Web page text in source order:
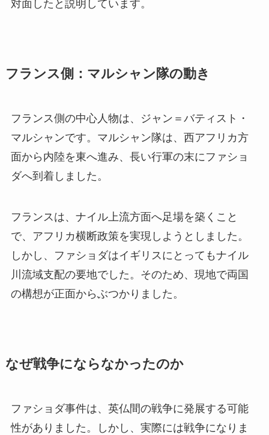
対面したと説明しています。
フランス側：マルシャン隊の動き
フランス側の中心人物は、ジャン＝バティスト・
マルシャンです。マルシャン隊は、西アフリカ方
面から内陸を東へ進み、長い行軍の末にファショ
ダへ到着しました。
フランスは、ナイル上流方面へ足場を築くこと
で、アフリカ横断政策を実現しようとしました。
しかし、ファショダはイギリスにとってもナイル
川流域支配の要地でした。そのため、現地で両国
の構想が正面からぶつかりました。
なぜ戦争にならなかったのか
ファショダ事件は、英仏間の戦争に発展する可能
性がありました。しかし、実際には戦争になりま